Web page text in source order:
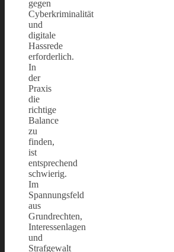
gegen
Cyberkriminalität
und
digitale
Hassrede
erforderlich.
In
der
Praxis
die
richtige
Balance
zu
finden,
ist
entsprechend
schwierig.
Im
Spannungsfeld
aus
Grundrechten,
Interessenlagen
und
Strafgewalt